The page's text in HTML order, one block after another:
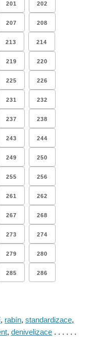
201 202
207 208
213 214
219 220
225 226
231 232
237 238
243 244
249 250
255 256
261 262
267 268
273 274
279 280
285 286
, rabín, standardizace,
, denivelizace . . . . . .